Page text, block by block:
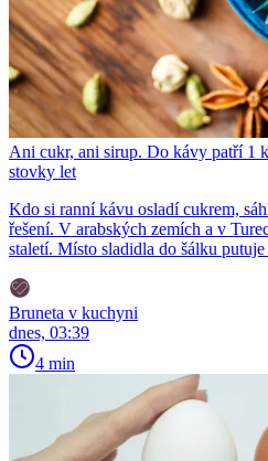
Ani cukr, ani sirup. Do kávy patří 1
stovky let
Kdo si ranní kávu osladí cukrem,
řešení. V arabských zemích a v
staletí. Místo sladidla do šálku
Bruneta v kuchyni
dnes, 03:39
4 min